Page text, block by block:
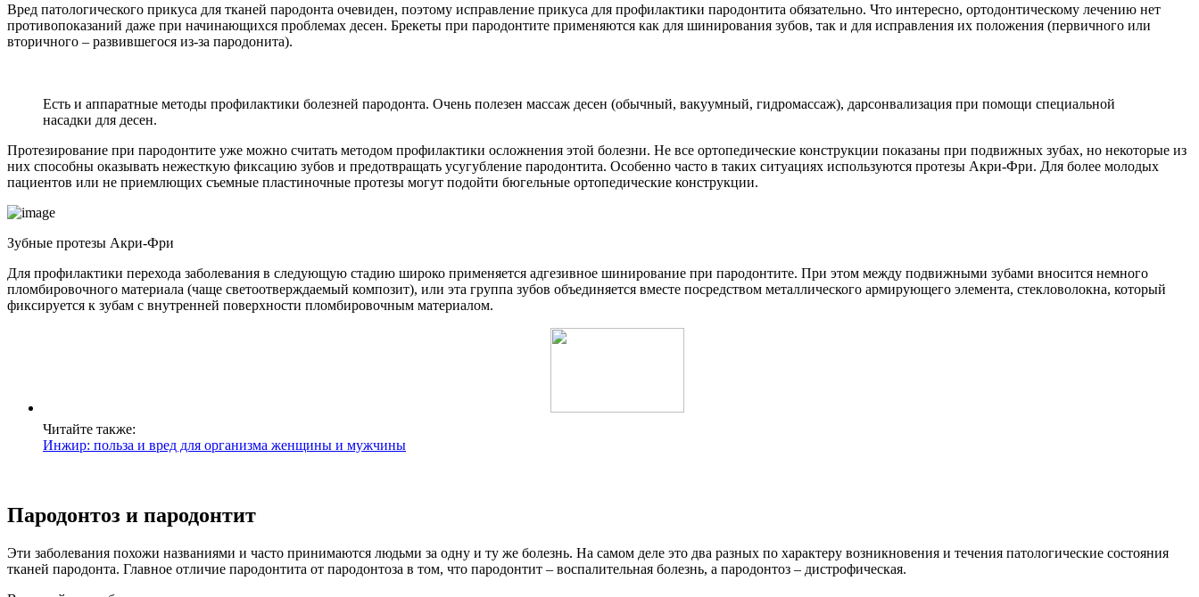
Вред патологического прикуса для тканей пародонта очевиден, поэтому исправление прикуса для профилактики пародонтита обязательно. Что интересно, ортодонтическому лечению нет
противопоказаний даже при начинающихся проблемах десен. Брекеты при пародонтите применяются как для шинирования зубов, так и для исправления их положения (первичного или
вторичного – развившегося из-за пародонита).
Есть и аппаратные методы профилактики болезней пародонта. Очень полезен массаж десен (обычный, вакуумный, гидромассаж), дарсонвализация при помощи специальной
насадки для десен.
Протезирование при пародонтите уже можно считать методом профилактики осложнения этой болезни. Не все ортопедические конструкции показаны при подвижных зубах, но некоторые из
них способны оказывать нежесткую фиксацию зубов и предотвращать усугубление пародонтита. Особенно часто в таких ситуациях используются протезы Акри-Фри. Для более молодых
пациентов или не приемлющих съемные пластиночные протезы могут подойти бюгельные ортопедические конструкции.
Зубные протезы Акри-Фри
Для профилактики перехода заболевания в следующую стадию широко применяется адгезивное шинирование при пародонтите. При этом между подвижными зубами вносится немного
пломбировочного материала (чаще светоотверждаемый композит), или эта группа зубов объединяется вместе посредством металлического армирующего элемента, стекловолокна, который
фиксируется к зубам с внутренней поверхности пломбировочным материалом.
Читайте также:
Инжир: польза и вред для организма женщины и мужчины
Пародонтоз и пародонтит
Эти заболевания похожи названиями и часто принимаются людьми за одну и ту же болезнь. На самом деле это два разных по характеру возникновения и течения патологические состояния
тканей пародонта. Главное отличие пародонтита от пародонтоза в том, что пародонтит – воспалительная болезнь, а пародонтоз – дистрофическая.